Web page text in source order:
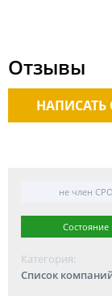
Отзывы
НАПИСАТЬ
не член
Состояние
Категория:
Список